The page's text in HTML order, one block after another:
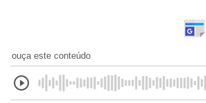
ouça este conteúdo